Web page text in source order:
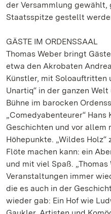
der Versammlung gewählt,
Staatsspitze gestellt
GÄSTE IM ORDENSSAAL
Thomas Weber bringt
etwa den Akrobaten
Künstler, mit Soloauftritten
Unartiq“ in der ganzen
Bühne im barocken
„Comedyabenteurer“
Geschichten und vor allem
Höhepunkte. „Wildes
Flöte machen kann: ein
und mit viel Spaß.
Veranstaltungen immer
die es auch in der
wieder gab: Ein Hof wie